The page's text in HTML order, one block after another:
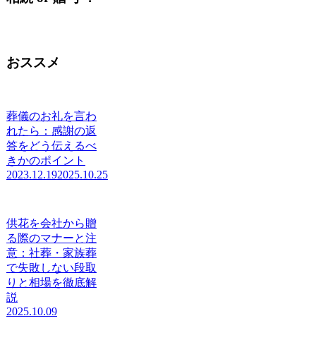
おススメ
葬儀のお礼を言わ
れたら：感謝の返
答をどう伝えるべ
きかのポイント
2023.12.192025.10.25
供花を会社から贈
る際のマナーと注
意：社葬・家族葬
で失敗しない段取
りと相場を徹底解
説
2025.10.09